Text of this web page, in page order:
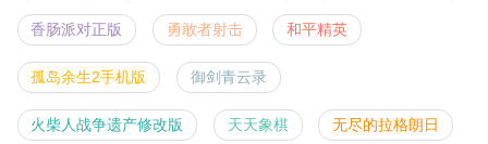
香肠派对正版 勇敢者射击 和平精英
孤岛余生2手机版 御剑青云录
火柴人战争遗产修改版 天天象棋 无尽的拉格朗日